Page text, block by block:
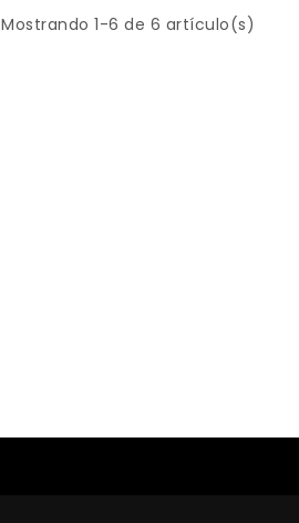
Mostrando 1-6 de 6 artículo(s)